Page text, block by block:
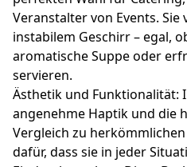
Veranstalter von Events.
instabilem Geschirr – egal,
aromatische Suppe oder
servieren.
Ästhetik und Funktionalität:
angenehme Haptik und die
Vergleich zu
dafür, dass sie in jeder